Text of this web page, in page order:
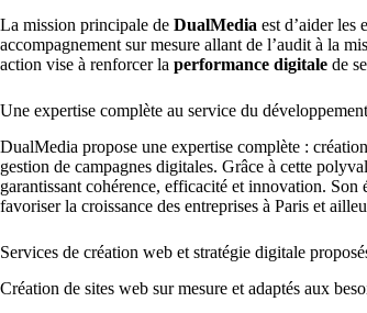
La mission principale de DualMedia est d’aider les
accompagnement sur mesure allant de l’audit à la
action vise à renforcer la performance digitale de
Une expertise complète au service du
DualMedia propose une expertise complète :
gestion de campagnes digitales. Grâce à cette
garantissant cohérence, efficacité et innovation.
favoriser la croissance des entreprises à Paris et
Services de création web et stratégie digitale
Création de sites web sur mesure et adaptés aux